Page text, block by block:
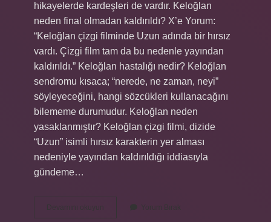
hikayelerde kardeşleri de vardır. Keloğlan
neden final olmadan kaldırıldı? X’e Yorum:
“Keloğlan çizgi filminde Uzun adında bir hırsız
vardı. Çizgi film tam da bu nedenle yayından
kaldırıldı.” Keloğlan hastalığı nedir? Keloğlan
sendromu kısaca; “nerede, ne zaman, neyi”
söyleyeceğini, hangi sözcükleri kullanacağını
bilememe durumudur. Keloğlan neden
yasaklanmıştır? Keloğlan çizgi filmi, dizide
“Uzun” isimli hırsız karakterin yer alması
nedeniyle yayından kaldırıldığı iddiasıyla
gündeme…